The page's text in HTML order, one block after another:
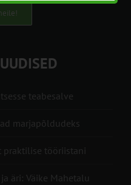
teabesalve
marjapõldudeks
tööriistani
äri: Väike Mahetalu